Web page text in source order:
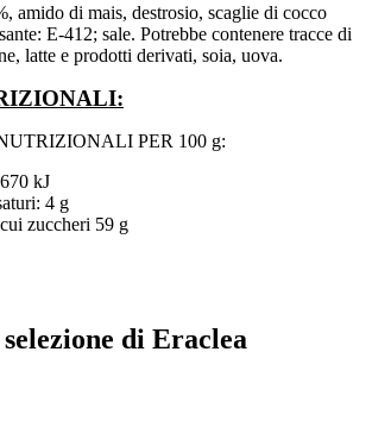
amido di mais, destrosio, scaglie di cocco
E-412; sale. Potrebbe contenere tracce di
latte e prodotti derivati, soia, uova.
PER 100 g:
kJ
4 g
zuccheri 59 g
di Eraclea